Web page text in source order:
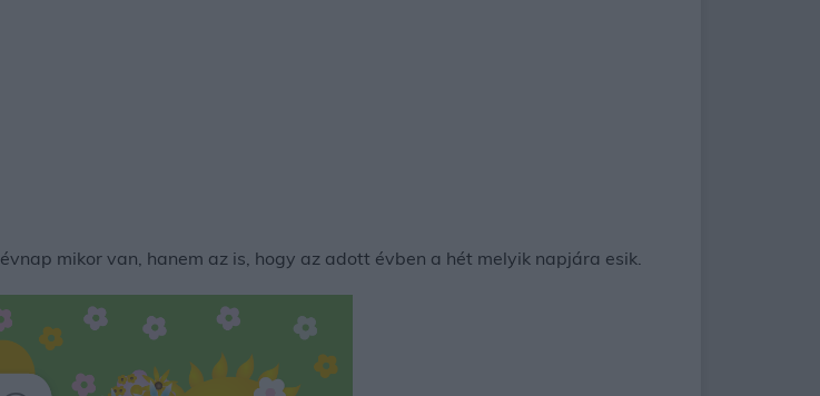
mikor van, hanem az is, hogy az adott évben a hét melyik napjára esik.